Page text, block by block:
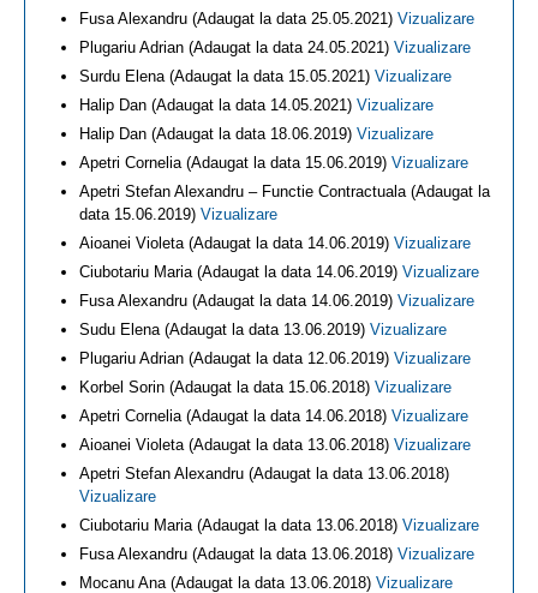
Fusa Alexandru (Adaugat la data 25.05.2021) Vizualizare
Plugariu Adrian (Adaugat la data 24.05.2021) Vizualizare
Surdu Elena (Adaugat la data 15.05.2021) Vizualizare
Halip Dan (Adaugat la data 14.05.2021) Vizualizare
Halip Dan (Adaugat la data 18.06.2019) Vizualizare
Apetri Cornelia (Adaugat la data 15.06.2019) Vizualizare
Apetri Stefan Alexandru – Functie Contractuala (Adaugat la
data 15.06.2019) Vizualizare
Aioanei Violeta (Adaugat la data 14.06.2019) Vizualizare
Ciubotariu Maria (Adaugat la data 14.06.2019) Vizualizare
Fusa Alexandru (Adaugat la data 14.06.2019) Vizualizare
Sudu Elena (Adaugat la data 13.06.2019) Vizualizare
Plugariu Adrian (Adaugat la data 12.06.2019) Vizualizare
Korbel Sorin (Adaugat la data 15.06.2018) Vizualizare
Apetri Cornelia (Adaugat la data 14.06.2018) Vizualizare
Aioanei Violeta (Adaugat la data 13.06.2018) Vizualizare
Apetri Stefan Alexandru (Adaugat la data 13.06.2018)
Vizualizare
Ciubotariu Maria (Adaugat la data 13.06.2018) Vizualizare
Fusa Alexandru (Adaugat la data 13.06.2018) Vizualizare
Mocanu Ana (Adaugat la data 13.06.2018) Vizualizare